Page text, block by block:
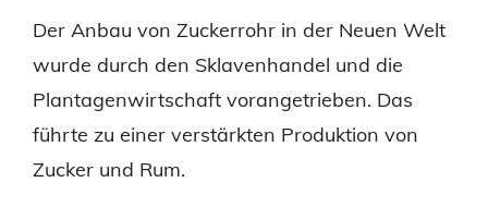
Der Anbau von Zuckerrohr in der Neuen Welt
wurde durch den Sklavenhandel und die
Plantagenwirtschaft vorangetrieben. Das
führte zu einer verstärkten Produktion von
Zucker und Rum.